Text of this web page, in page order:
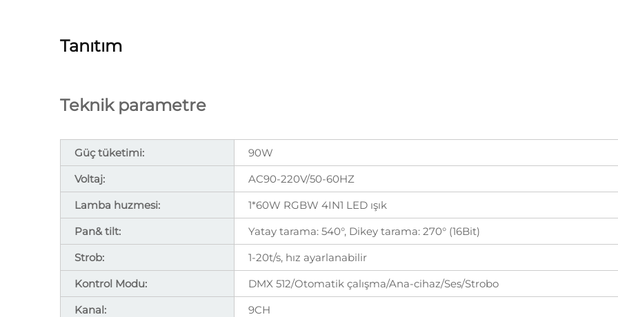
Tanıtım
Teknik parametre
Güç tüketimi:
90W
Voltaj:
AC90-220V/50-60HZ
Lamba huzmesi:
1*60W RGBW 4IN1 LED ışık
Pan& tilt:
Yatay tarama: 540°, Dikey tarama: 270° (16Bit)
Strob:
1-20t/s, hız ayarlanabilir
Kontrol Modu:
DMX 512/Otomatik çalışma/Ana-cihaz/Ses/Strobo
Kanal:
9CH